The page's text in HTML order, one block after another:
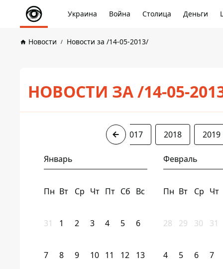
Украина Война Столица Деньги
Новости Новости за /14-05-2013/
НОВОСТИ ЗА /14-05-
2017 2018 2019
Январь
Пн Вт Ср Чт Пт Сб Вс
31 1 2 3 4 5 6
7 8 9 10 11 12 13
Февраль
Пн Вт Ср Чт
28 29 30 31
4 5 6 7